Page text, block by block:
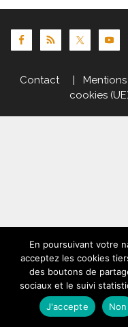
Contact|
cookies
En poursuivant votre
acceptez les cookies
des boutons de
sociaux et le suivi
J'accepte
Non